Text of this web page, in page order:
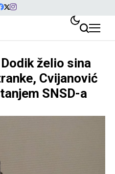
želio sina
Cvijanović
SNSD-a